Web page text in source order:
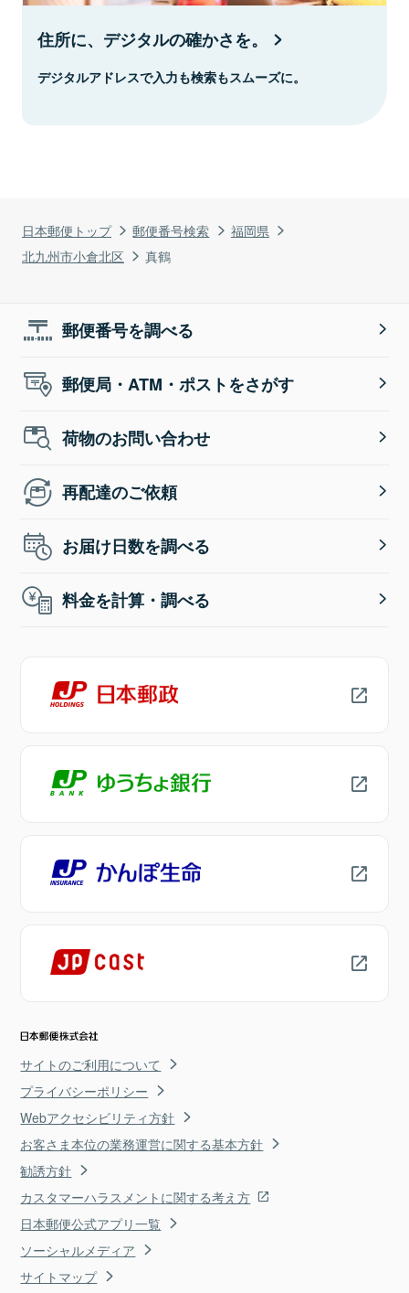
日本郵便トップ 郵便番号検索
福岡県
北九州市小倉北区
真鶴
住所に、デジタルの確かさを。
デジタルアドレスで入力も検索もスムーズに。
郵便番号を調べる
郵便局・ATM・ポストをさがす
荷物のお問い合わせ
再配達のご依頼
お届け日数を調べる
料金を計算・調べる
サイトのご利用について
プライバシーポリシー
Webアクセシビリティ方針
お客さま本位の業務運営に関する基本方針
勧誘方針
カスタマーハラスメントに関する考え方
日本郵便公式アプリ一覧
ソーシャルメディア
サイトマップ